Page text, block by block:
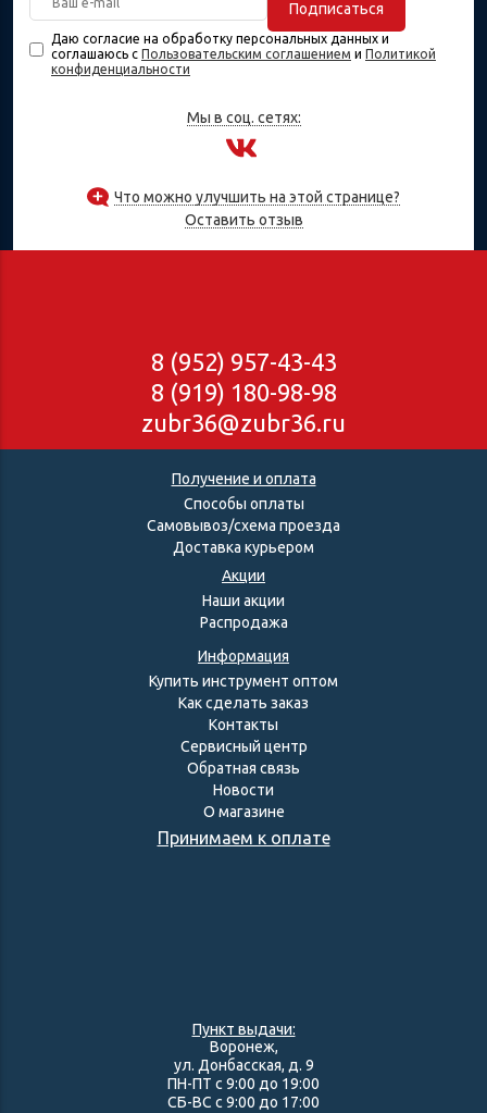
Подписаться
Даю согласие на обработку персональных данных и
соглашаюсь с Пользовательским соглашением и Политикой
конфиденциальности
Мы в соц. сетях:
Что можно улучшить на этой странице?
Оставить отзыв
8 (952) 957-43-43
8 (919) 180-98-98
zubr36@zubr36.ru
Получение и оплата
Способы оплаты
Самовывоз/схема проезда
Доставка курьером
Акции
Наши акции
Распродажа
Информация
Купить инструмент оптом
Как сделать заказ
Контакты
Сервисный центр
Обратная связь
Новости
О магазине
Принимаем к оплате
Пункт выдачи:
Воронеж,
ул. Донбасская, д. 9
ПН-ПТ с 9:00 до 19:00
СБ-ВС с 9:00 до 17:00